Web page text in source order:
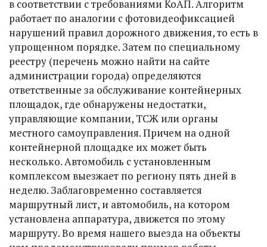
в соответствии с требованиями КоАП. Алгоритм
работает по аналогии с фотовидеофиксацией
нарушений правил дорожного движения, то есть в
упрощенном порядке. Затем по специальному
реестру (перечень можно найти на сайте
администрации города) определяются
ответственные за обслуживание контейнерных
площадок, где обнаружены недостатки,
управляющие компании, ТСЖ или органы
местного самоуправления. Причем на одной
контейнерной площадке их может быть
несколько. Автомобиль с установленным
комплексом выезжает по региону пять дней в
неделю. Заблаговременно составляется
маршрутный лист, и автомобиль, на котором
установлена аппаратура, движется по этому
маршруту. Во время нашего выезда на объекты